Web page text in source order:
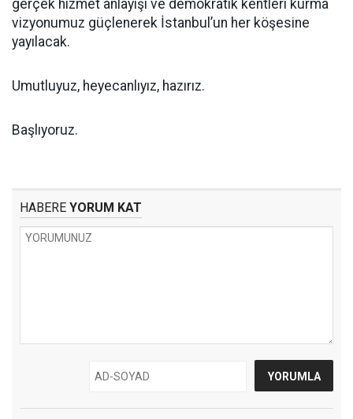
gerçek hizmet anlayışı ve demokratik kentleri kurma
vizyonumuz güçlenerek İstanbul’un her köşesine
yayılacak.
Umutluyuz, heyecanlıyız, hazırız.
Başlıyoruz.
HABERE YORUM KAT